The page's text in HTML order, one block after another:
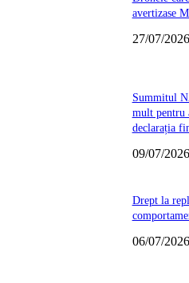
avertizase
27/07/2026
Summitul
mult pentru
declarația
09/07/2026
Drept la
06/07/2026